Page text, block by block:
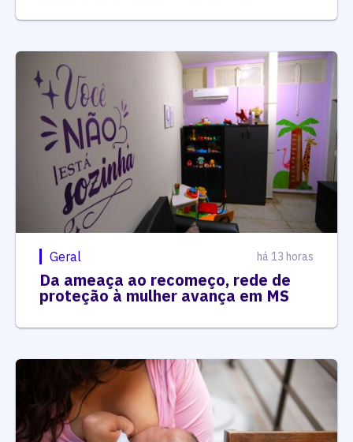
Geral há 13 horas
Da ameaça ao recomeço, rede de
proteção à mulher avança em MS